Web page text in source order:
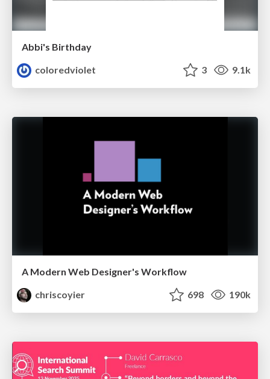
Abbi's Birthday
coloredviolet
3 9.1k
A Modern Web Designer's Workflow
chriscoyier
698 190k